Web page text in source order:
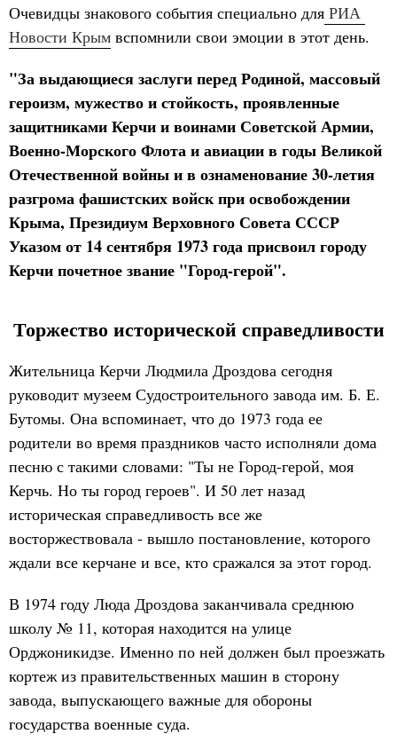
Очевидцы знакового события специально для РИА
Новости Крым вспомнили свои эмоции в этот день.
"За выдающиеся заслуги перед Родиной, массовый
героизм, мужество и стойкость, проявленные
защитниками Керчи и воинами Советской Армии,
Военно-Морского Флота и авиации в годы Великой
Отечественной войны и в ознаменование 30-летия
разгрома фашистских войск при освобождении
Крыма, Президиум Верховного Совета СССР
Указом от 14 сентября 1973 года присвоил городу
Керчи почетное звание "Город-герой".
Торжество исторической справедливости
Жительница Керчи Людмила Дроздова сегодня
руководит музеем Судостроительного завода им. Б. Е.
Бутомы. Она вспоминает, что до 1973 года ее
родители во время праздников часто исполняли дома
песню с такими словами: "Ты не Город-герой, моя
Керчь. Но ты город героев". И 50 лет назад
историческая справедливость все же
восторжествовала - вышло постановление, которого
ждали все керчане и все, кто сражался за этот город.
В 1974 году Люда Дроздова заканчивала среднюю
школу № 11, которая находится на улице
Орджоникидзе. Именно по ней должен был проезжать
кортеж из правительственных машин в сторону
завода, выпускающего важные для обороны
государства военные суда.